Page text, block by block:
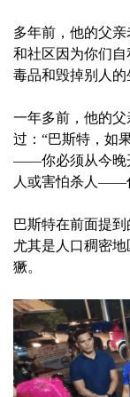
多年前，他的父
和社区因为你们
毒品和毁掉别人
一年多前，他的
过：“巴斯特，如
——你必须从今晚
人或害怕杀人——
巴斯特在前面提
尤其是人口稠密
獗。